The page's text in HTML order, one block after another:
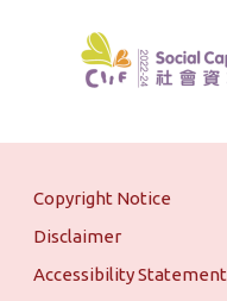
Copyright Notice
Disclaimer
Accessibility Statement